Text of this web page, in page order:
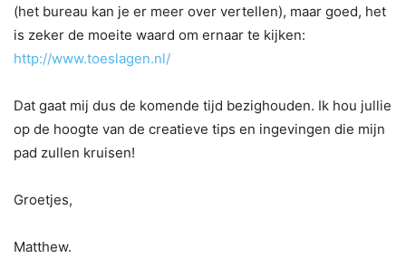
(het bureau kan je er meer over vertellen), maar goed, het
is zeker de moeite waard om ernaar te kijken:
http://www.toeslagen.nl/
Dat gaat mij dus de komende tijd bezighouden. Ik hou jullie
op de hoogte van de creatieve tips en ingevingen die mijn
pad zullen kruisen!
Groetjes,
Matthew.